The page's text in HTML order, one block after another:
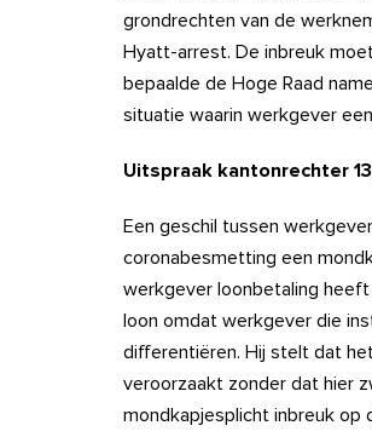
grondrechten van de
Hyatt-arrest. De inbreuk
bepaalde de Hoge Raad
situatie waarin werkgever
Uitspraak kantonrechter
Een geschil tussen
coronabesmetting een
werkgever loonbetaling
loon omdat werkgever die
differentiëren. Hij stelt dat
veroorzaakt zonder dat hier
mondkapjesplicht inbreuk op